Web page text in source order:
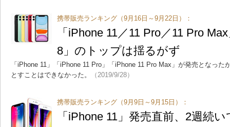
携帯販売ランキング（9月16日～9月22日）：
「iPhone 11／11 Pro／11 Pro
8」のトップは揺るがず
「iPhone 11」「iPhone 11 Pro」「iPhone 11 Pro Max」が発売となっ
とすことはできなかった。
（2019/9/28）
携帯販売ランキング（9月9日～9月15日）：
「iPhone 11」発売直前、2週続